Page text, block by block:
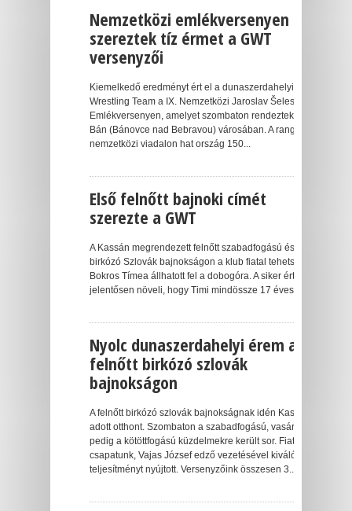
Nemzetközi emlékversenyen
szereztek tíz érmet a GWT
versenyzői
Kiemelkedő eredményt ért el a dunaszerdahelyi Gaál
Wrestling Team a IX. Nemzetközi Jaroslav Šelestiak
Emlékversenyen, amelyet szombaton rendeztek meg
Bán (Bánovce nad Bebravou) városában. A rangos
nemzetközi viadalon hat ország 150...
Első felnőtt bajnoki címét
szerezte a GWT
A Kassán megrendezett felnőtt szabadfogású és női
birkózó Szlovák bajnokságon a klub fiatal tehetsége,
Bokros Tímea állhatott fel a dobogóra. A siker értékét
jelentősen növeli, hogy Timi mindössze 17 éves, és...
Nyolc dunaszerdahelyi érem a
felnőtt birkózó szlovák
bajnokságon
A felnőtt birkózó szlovák bajnokságnak idén Kassa
adott otthont. Szombaton a szabadfogású, vasárnap
pedig a kötöttfogású küzdelmekre került sor. Fiatal
csapatunk, Vajas József edző vezetésével kiváló
teljesítményt nyújtott. Versenyzőink összesen 3...